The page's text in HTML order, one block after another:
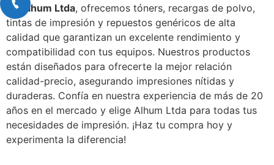
En
Alhum Ltda, ofrecemos tóners, recargas de polvo,
tintas de impresión y repuestos genéricos de alta
calidad que garantizan un excelente rendimiento y
compatibilidad con tus equipos. Nuestros productos
están diseñados para ofrecerte la mejor relación
calidad-precio, asegurando impresiones nítidas y
duraderas. Confía en nuestra experiencia de más de 20
años en el mercado y elige Alhum Ltda para todas tus
necesidades de impresión. ¡Haz tu compra hoy y
experimenta la diferencia!